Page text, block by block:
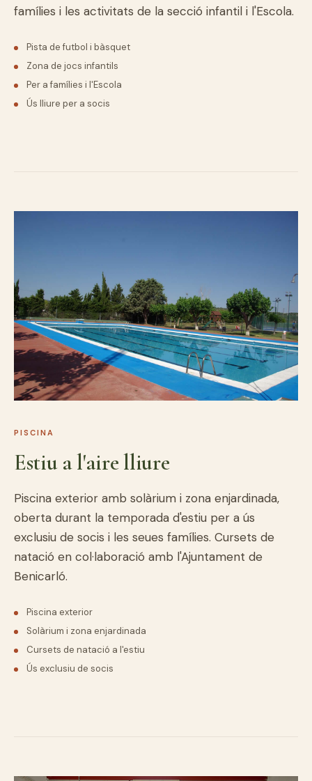
famílies i les activitats de la secció infantil i l'Escola.
Pista de futbol i bàsquet
Zona de jocs infantils
Per a famílies i l'Escola
Ús lliure per a socis
PISCINA
Estiu a l'aire lliure
Piscina exterior amb solàrium i zona enjardinada,
oberta durant la temporada d'estiu per a ús
exclusiu de socis i les seues famílies. Cursets de
natació en col·laboració amb l'Ajuntament de
Benicarló.
Piscina exterior
Solàrium i zona enjardinada
Cursets de natació a l'estiu
Ús exclusiu de socis